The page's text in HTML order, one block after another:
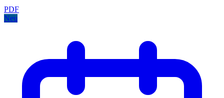
PDF
Neu